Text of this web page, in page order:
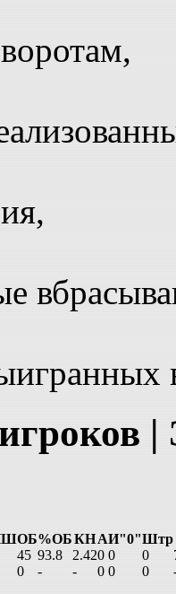
ОБ%ОБКНАИ"0"Штр
45 93.8 2.420 0 0
0 - - 0 0 0